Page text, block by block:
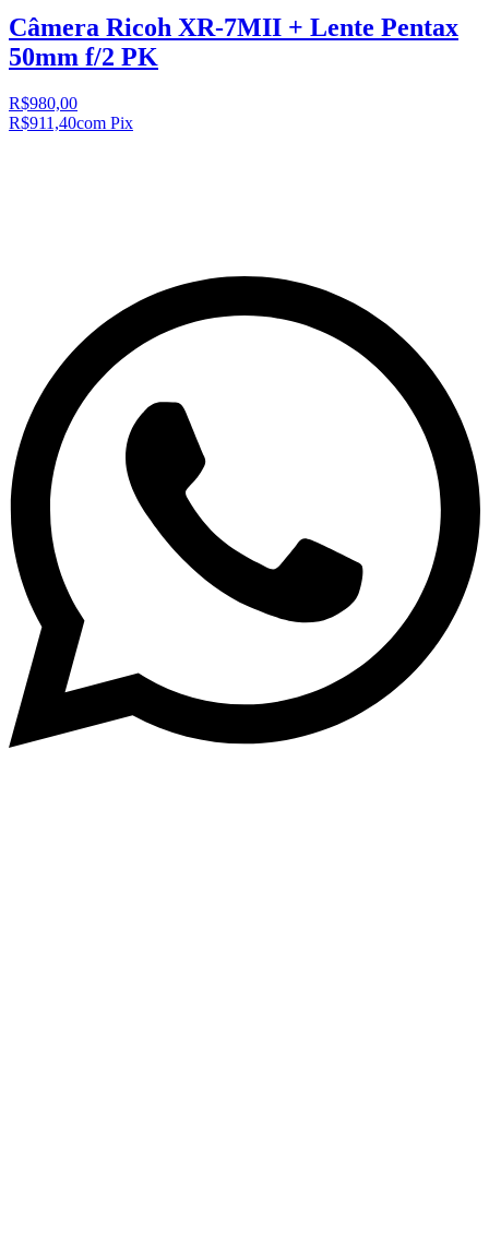
Câmera Ricoh XR-7MII + Lente Pentax
50mm f/2 PK
R$980,00
R$911,40com Pix